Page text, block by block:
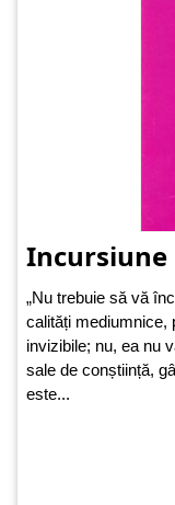
„Nu trebuie să vă
calități mediumnice,
invizibile; nu, ea nu
sale de conștiință,
este...